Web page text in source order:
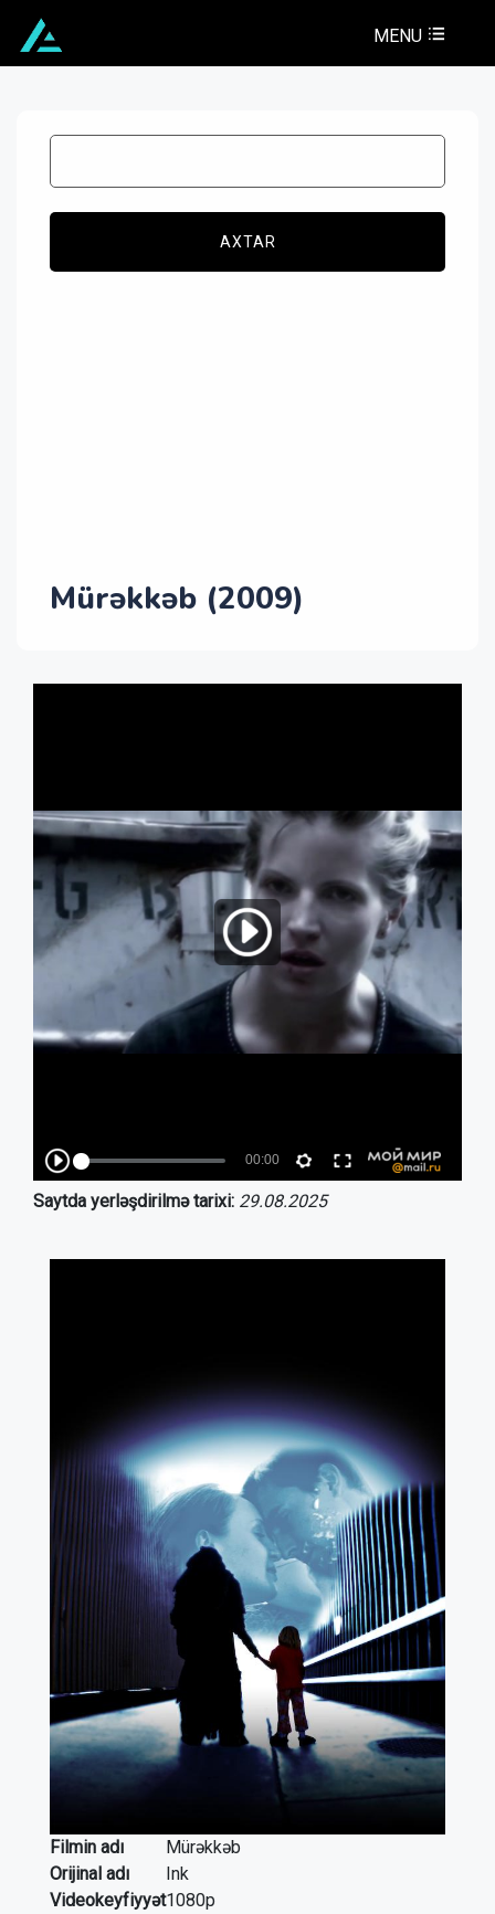
MENU
AXTAR
Mürəkkəb (2009)
Saytda yerləşdirilmə tarixi: 29.08.2025
Filmin adı
Mürəkkəb
Orijinal adı
Ink
Videokeyfiyyət1080p